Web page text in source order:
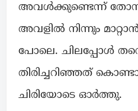
അവൾക്കുണ്ടെന്ന്
അവളിൽ നിന്നും
പോലെ. ചിലപ്പോൾ
തിരിച്ചറിഞ്ഞത്
ചിരിയോടെ ഓർത്തു.